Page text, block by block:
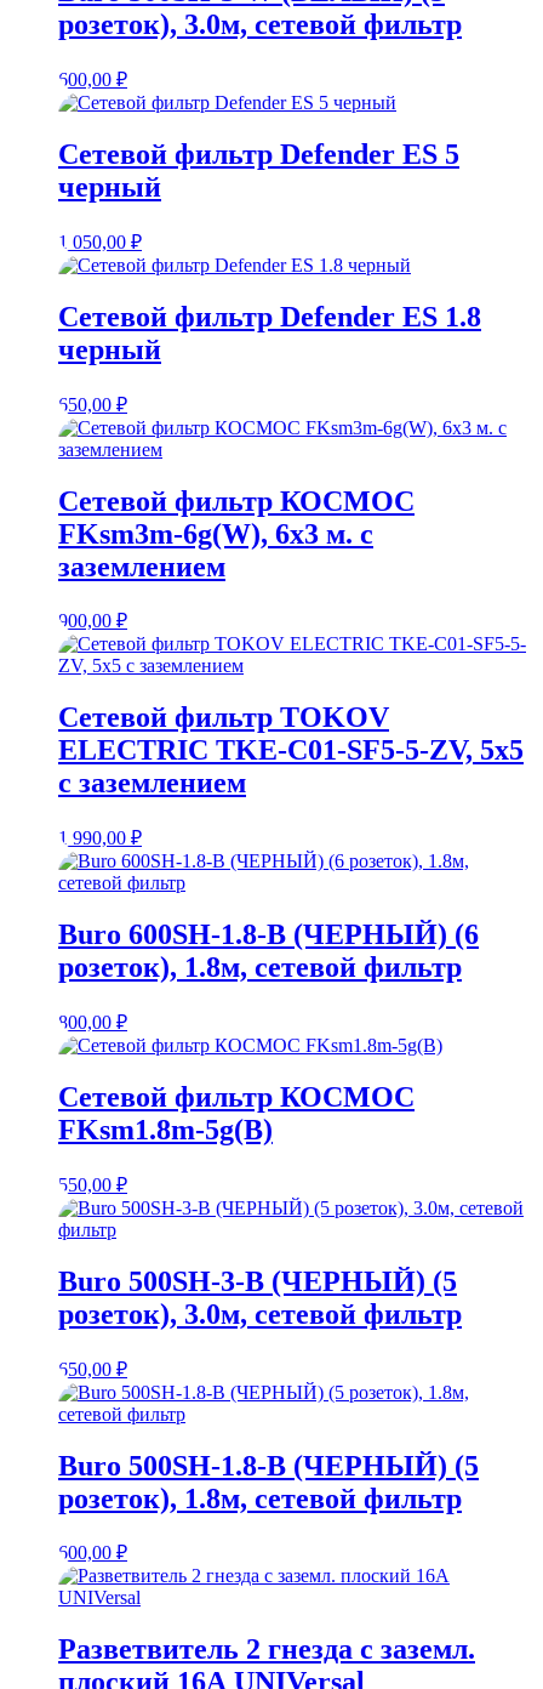
розеток), 3.0м, сетевой фильтр
600,00 ₽
Сетевой фильтр Defender ES 5
черный
1 050,00 ₽
Сетевой фильтр Defender ES 1.8
черный
650,00 ₽
Сетевой фильтр КОСМОС
FKsm3m-6g(W), 6х3 м. с
заземлением
900,00 ₽
Сетевой фильтр TOKOV
ELECTRIC TKE-C01-SF5-5-ZV, 5х5
с заземлением
1 990,00 ₽
Buro 600SH-1.8-B (ЧЕРНЫЙ) (6
розеток), 1.8м, сетевой фильтр
800,00 ₽
Сетевой фильтр КОСМОС
FKsm1.8m-5g(B)
550,00 ₽
Buro 500SH-3-B (ЧЕРНЫЙ) (5
розеток), 3.0м, сетевой фильтр
650,00 ₽
Buro 500SH-1.8-B (ЧЕРНЫЙ) (5
розеток), 1.8м, сетевой фильтр
600,00 ₽
Разветвитель 2 гнезда с заземл.
плоский 16А UNIVersal